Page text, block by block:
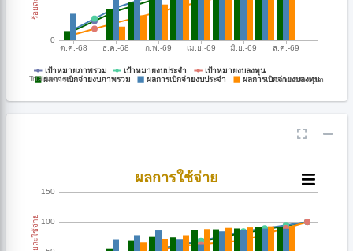
CanvasJS.com